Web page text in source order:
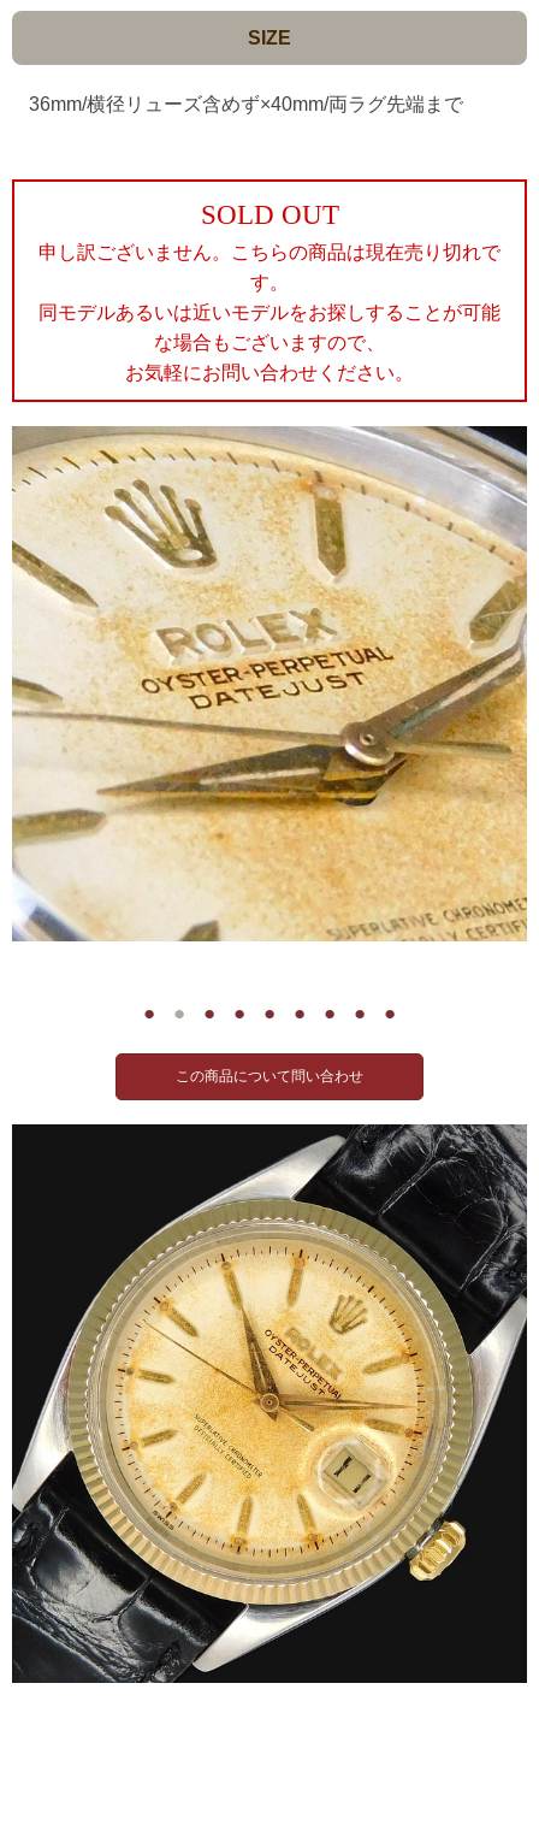
SIZE
36mm/横径リューズ含めず×40mm/両ラグ先端まで
SOLD OUT
申し訳ございません。こちらの商品は現在売り切れで
す。
同モデルあるいは近いモデルをお探しすることが可能
な場合もございますので、
お気軽にお問い合わせください。
● ● ● ● ● ● ● ● ●